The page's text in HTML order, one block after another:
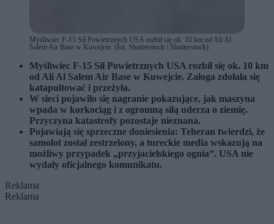
Myśliwiec F-15 Sił Powietrznych USA rozbił się ok. 10 km od Ali Al
Salem Air Base w Kuwejcie. (fot. Shutterstock / Shutterstock)
Myśliwiec F-15 Sił Powietrznych USA rozbił się ok. 10 km
od Ali Al Salem Air Base w Kuwejcie. Załoga zdołała się
katapultować i przeżyła.
W sieci pojawiło się nagranie pokazujące, jak maszyna
wpada w korkociąg i z ogromną siłą uderza o ziemię.
Przyczyna katastrofy pozostaje nieznana.
Pojawiają się sprzeczne doniesienia: Teheran twierdzi, że
samolot został zestrzelony, a tureckie media wskazują na
możliwy przypadek „przyjacielskiego ognia”. USA nie
wydały oficjalnego komunikatu.
Reklama
Reklama